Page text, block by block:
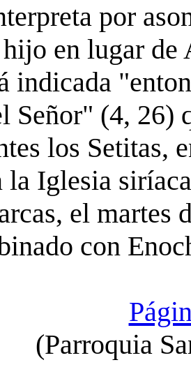
por
en lugar de
indicada
Señor" (4, 26)
los Setitas,
la Iglesia
el martes
con
(Parroquia